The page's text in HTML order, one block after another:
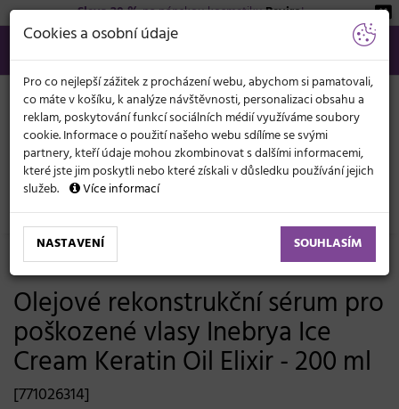
Sleva 20 %na pánskou kosmetikuBeviro!
566 440 099
info@svetkadernictvi.cz
Po−pá: 8−17
Vše o nákupu Kč
KATEGORIE
MENU
Vlasová kosmetika Sérum, mléka, spreje Suché vlasy
-3%
Olejové rekonstrukční sérum pro
poškozené vlasy Inebrya Ice
Cream Keratin Oil Elixir - 200 ml
[771026314]
Cookies a osobní údaje
Pro co nejlepší zážitek z procházení webu, abychom si pamatovali,
co máte v košíku, k analýze návštěvnosti, personalizaci obsahu a
reklam, poskytování funkcí sociálních médií využíváme soubory
cookie. Informace o použití našeho webu sdílíme se svými
partnery, kteří údaje mohou zkombinovat s dalšími informacemi,
které jste jim poskytli nebo které získali v důsledku používání jejich
služeb.
Více informací
NASTAVENÍ SOUHLASÍM